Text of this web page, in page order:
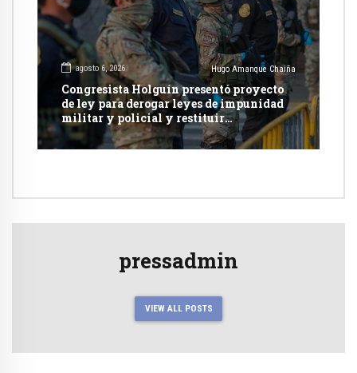
agosto 6, 2026 Hugo Amanque Chaiña
Congresista Holguín presentó proyecto
de ley para derogar leyes de impunidad
militar y policial y restituir
competencia de justicia ordinaria
pressadmin
VIEW ALL POSTS